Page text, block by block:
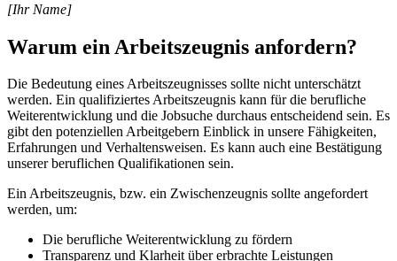
[Ihr Name]
Warum ein Arbeitszeugnis anfordern?
Die Bedeutung eines Arbeitszeugnisses sollte nicht unterschätzt
werden. Ein qualifiziertes Arbeitszeugnis kann für die berufliche
Weiterentwicklung und die Jobsuche durchaus entscheidend sein. Es
gibt den potenziellen Arbeitgebern Einblick in unsere Fähigkeiten,
Erfahrungen und Verhaltensweisen. Es kann auch eine Bestätigung
unserer beruflichen Qualifikationen sein.
Ein Arbeitszeugnis, bzw. ein Zwischenzeugnis sollte angefordert
werden, um:
Die berufliche Weiterentwicklung zu fördern
Transparenz und Klarheit über erbrachte Leistungen